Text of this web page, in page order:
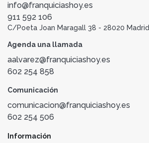
info@franquiciashoy.es
911 592 106
C/Poeta Joan Maragall 38 - 28020 Madrid
Agenda una llamada
aalvarez@franquiciashoy.es
602 254 858
Comunicación
comunicacion@franquiciashoy.es
602 254 506
Información